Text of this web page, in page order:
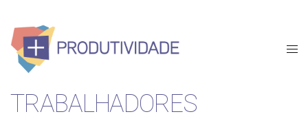
TRABALHADORES